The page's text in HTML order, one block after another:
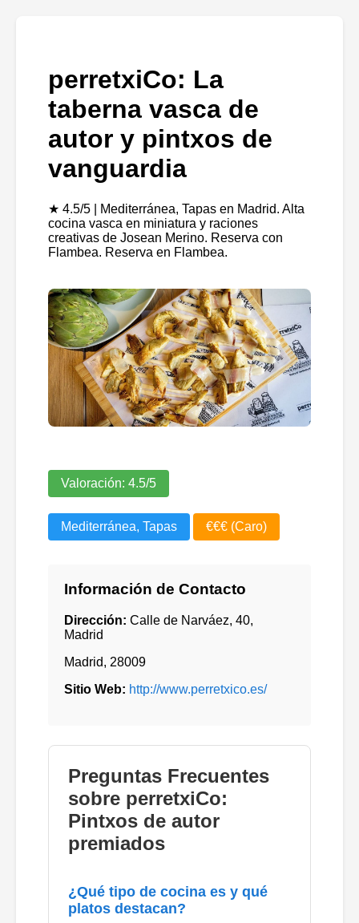
perretxiCo: La
taberna vasca de
autor y pintxos de
vanguardia
★ 4.5/5 | Mediterránea, Tapas en Madrid. Alta
cocina vasca en miniatura y raciones
creativas de Josean Merino. Reserva con
Flambea. Reserva en Flambea.
Valoración: 4.5/5
Mediterránea, Tapas €€€ (Caro)
Información de Contacto
Dirección: Calle de Narváez, 40,
Madrid
Madrid, 28009
Sitio Web: http://www.perretxico.es/
Preguntas Frecuentes
sobre perretxiCo:
Pintxos de autor
premiados
¿Qué tipo de cocina es y qué
platos destacan?